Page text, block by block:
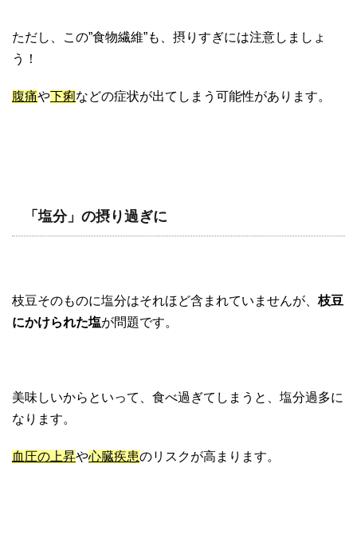
ただし、この”食物繊維”も、摂りすぎには注意しましょ
う！
腹痛や下痢などの症状が出てしまう可能性があります。
「塩分」の摂り過ぎに
枝豆そのものに塩分はそれほど含まれていませんが、 枝豆
にかけられた塩が問題です。
美味しいからといって、食べ過ぎてしまうと、塩分過多に
なります。
血圧の上昇や心臓疾患のリスクが高まります。